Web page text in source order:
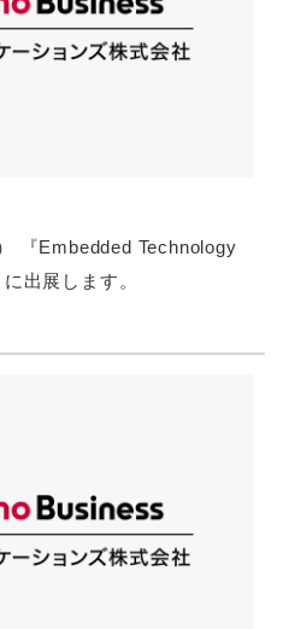
『Embedded Technology
出展します。